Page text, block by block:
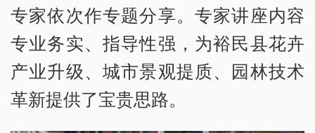
专家依次作专题分享。专家讲座内容
专业务实、指导性强，为裕民县花卉
产业升级、城市景观提质、园林技术
革新提供了宝贵思路。